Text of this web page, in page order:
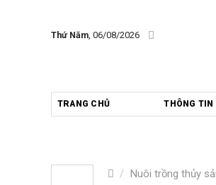
Thứ Năm, 06/08/2026
TRANG CHỦ THÔNG TIN
/ Nuôi trồng thủy